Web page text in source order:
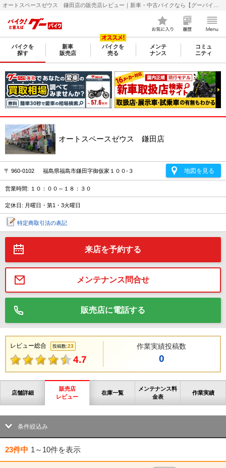
バイクを
探す
新車
販売店
バイクを
売る
メンテ
ナンス
コミュ
ニティ
オートスペースゼウス 鎌田店
〒 960-0102 福島県福島市鎌田字御仮家１００-３ 地図を見る
営業時間: １０：００～１８：３０
定休日: 月曜日・第1・3火曜日
特定商取引法の表記
来店を予約する
メンテナンス問合せ
販売店に電話する
レビュー総合 投稿数:23
4.7
作業実績投稿数
0
店舗詳細
販売店
レビュー
在庫一覧
メンテナンス料
金表
作業実績
条件絞込み
23件中 1～10件を表示